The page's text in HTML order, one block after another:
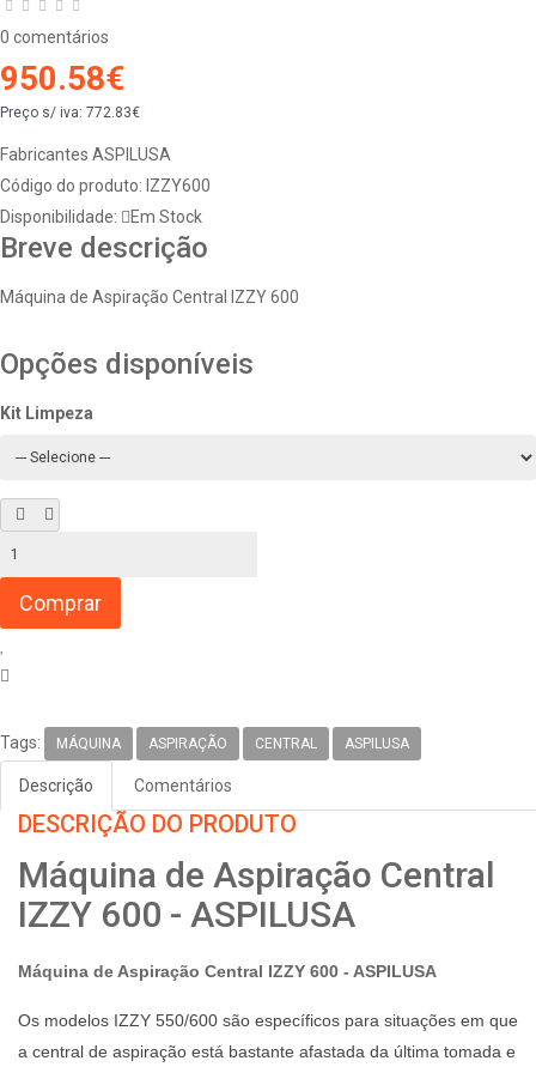
0 comentários
950.58€
Preço s/ iva: 772.83€
Fabricantes ASPILUSA
Código do produto: IZZY600
Disponibilidade:
Em Stock
Breve descrição
Máquina de Aspiração Central IZZY 600
Opções disponíveis
Kit Limpeza
Tags: MÁQUINA ASPIRAÇÃO CENTRAL ASPILUSA
Descrição Comentários
DESCRIÇÃO DO PRODUTO
Máquina de Aspiração Central
IZZY 600 - ASPILUSA
Máquina de Aspiração Central IZZY 600 - ASPILUSA
Os modelos IZZY 550/600 são específicos para situações em que
a central de aspiração está bastante afastada da última tomada e